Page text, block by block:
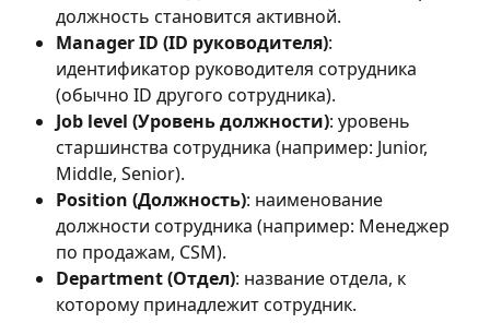
должность становится активной.
Manager ID (ID руководителя):
идентификатор руководителя сотрудника
(обычно ID другого сотрудника).
Job level (Уровень должности): уровень
старшинства сотрудника (например: Junior,
Middle, Senior).
Position (Должность): наименование
должности сотрудника (например: Менеджер
по продажам, CSM).
Department (Отдел): название отдела, к
которому принадлежит сотрудник.